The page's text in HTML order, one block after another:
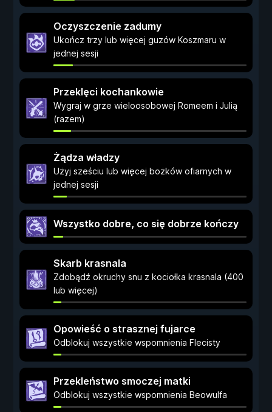
Oczyszczenie zadumy
Ukończ trzy lub więcej guzów Koszmaru w
jednej sesji
Przeklęci kochankowie
Wygraj w grze wieloosobowej Romeem i Julią
(razem)
Żądza władzy
Użyj sześciu lub więcej bożków ofiarnych w
jednej sesji
Wszystko dobre, co się dobrze kończy
Skarb krasnala
Zdobądź okruchy snu z kociołka krasnala (400
lub więcej)
Opowieść o strasznej fujarce
Odblokuj wszystkie wspomnienia Flecisty
Przekleństwo smoczej matki
Odblokuj wszystkie wspomnienia Beowulfa